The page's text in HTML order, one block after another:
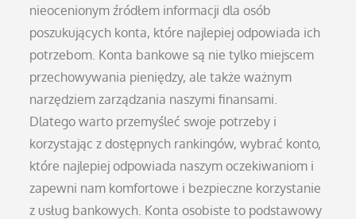
nieocenionym źródłem informacji dla osób
poszukujących konta, które najlepiej odpowiada ich
potrzebom. Konta bankowe są nie tylko miejscem
przechowywania pieniędzy, ale także ważnym
narzędziem zarządzania naszymi finansami.
Dlatego warto przemyśleć swoje potrzeby i
korzystając z dostępnych rankingów, wybrać konto,
które najlepiej odpowiada naszym oczekiwaniom i
zapewni nam komfortowe i bezpieczne korzystanie
z usług bankowych. Konta osobiste to podstawowy